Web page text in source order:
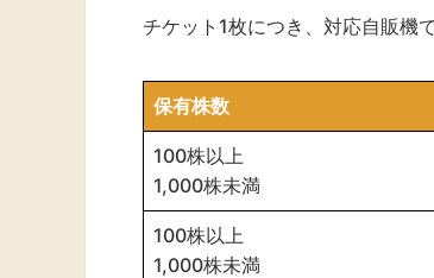
チケット1枚につき、対応自販機
保有株数
100株以上
1,000株未満
100株以上
1,000株未満